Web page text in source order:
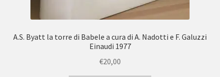
A.S. Byatt la torre di Babele a cura di A. Nadotti e F. Galuzzi
Einaudi 1977
€20,00